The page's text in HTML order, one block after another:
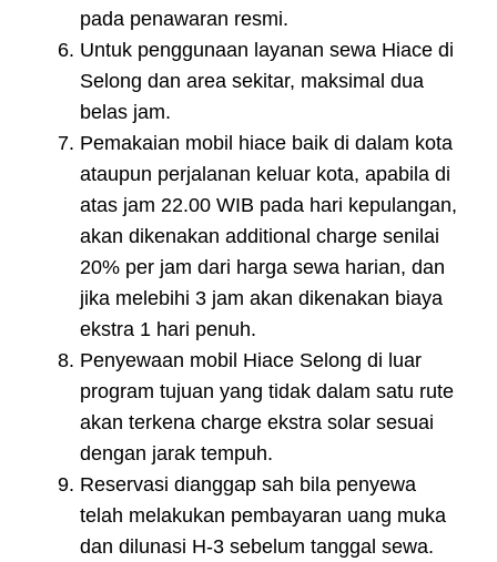
pada penawaran resmi.
Untuk penggunaan layanan sewa Hiace di
Selong dan area sekitar, maksimal dua
belas jam.
Pemakaian mobil hiace baik di dalam kota
ataupun perjalanan keluar kota, apabila di
atas jam 22.00 WIB pada hari kepulangan,
akan dikenakan additional charge senilai
20% per jam dari harga sewa harian, dan
jika melebihi 3 jam akan dikenakan biaya
ekstra 1 hari penuh.
Penyewaan mobil Hiace Selong di luar
program tujuan yang tidak dalam satu rute
akan terkena charge ekstra solar sesuai
dengan jarak tempuh.
Reservasi dianggap sah bila penyewa
telah melakukan pembayaran uang muka
dan dilunasi H-3 sebelum tanggal sewa.